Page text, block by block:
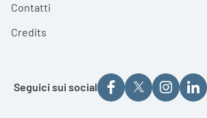
Contatti
Credits
Seguici sui social